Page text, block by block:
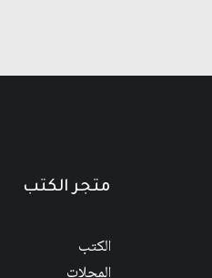
متجر الكتب
الكتب